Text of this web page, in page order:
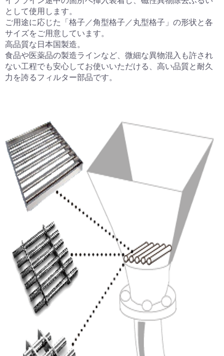
お買い物を続ける
お問い合わせ
お問い合わせ
として使用します。
ご用途に応じた「格子／角型格子／丸型格子」の形状と各
サイズをご用意しています。
高品質な日本国製造。
食品や医薬品の製造ラインなど、微細な異物混入も許され
ない工程でも安心してお使いいただける、高い品質と耐久
力を誇るフィルター部品です。